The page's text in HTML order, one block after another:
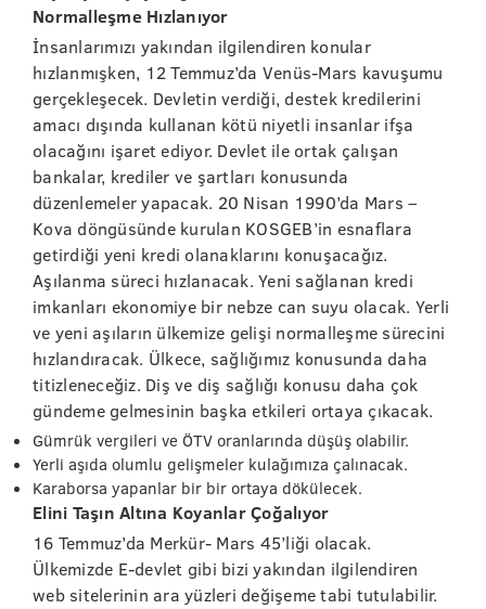
Normalleşme Hızlanıyor
İnsanlarımızı yakından ilgilendiren konular
hızlanmışken, 12 Temmuz’da Venüs-Mars kavuşumu
gerçekleşecek. Devletin verdiği, destek kredilerini
amacı dışında kullanan kötü niyetli insanlar ifşa
olacağını işaret ediyor. Devlet ile ortak çalışan
bankalar, krediler ve şartları konusunda
düzenlemeler yapacak. 20 Nisan 1990’da Mars –
Kova döngüsünde kurulan KOSGEB’in esnaflara
getirdiği yeni kredi olanaklarını konuşacağız.
Aşılanma süreci hızlanacak. Yeni sağlanan kredi
imkanları ekonomiye bir nebze can suyu olacak. Yerli
ve yeni aşıların ülkemize gelişi normalleşme sürecini
hızlandıracak. Ülkece, sağlığımız konusunda daha
titizleneceğiz. Diş ve diş sağlığı konusu daha çok
gündeme gelmesinin başka etkileri ortaya çıkacak.
Gümrük vergileri ve ÖTV oranlarında düşüş olabilir.
Yerli aşıda olumlu gelişmeler kulağımıza çalınacak.
Karaborsa yapanlar bir bir ortaya dökülecek.
Elini Taşın Altına Koyanlar Çoğalıyor
16 Temmuz’da Merkür- Mars 45’liği olacak.
Ülkemizde E-devlet gibi bizi yakından ilgilendiren
web sitelerinin ara yüzleri değişeme tabi tutulabilir.